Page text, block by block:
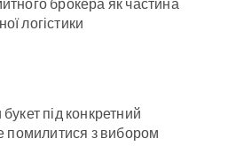
логістики
під конкретний
помилитися з вибором